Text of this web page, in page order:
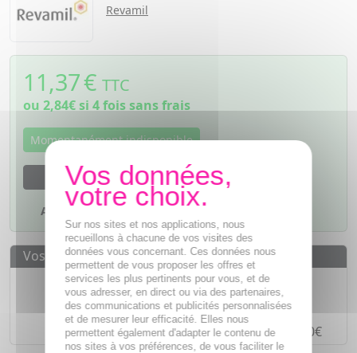
Revamil
11,37€ TTC
ou 2,84€si 4 fois sans frais
Momentanément indisponible
M'avertir dès que le produit sera disponible
Ajouter à mes favoris
Vos avantages
Des prix IMBATTABLES
Paiement en ligneSÉCURISÉ
Paiement en4 fois sans fraisà partir de 30€
Sur nos sites et nos applications, nous
recueillons à chacune de vos visites des
données vous concernant. Ces données nous
permettent de vous proposer les offres et
services les plus pertinents pour vous, et de
vous adresser, en direct ou via des partenaires,
des communications et publicités personnalisées
et de mesurer leur efficacité. Elles nous
permettent également d'adapter le contenu de
nos sites à vos préférences, de vous faciliter le